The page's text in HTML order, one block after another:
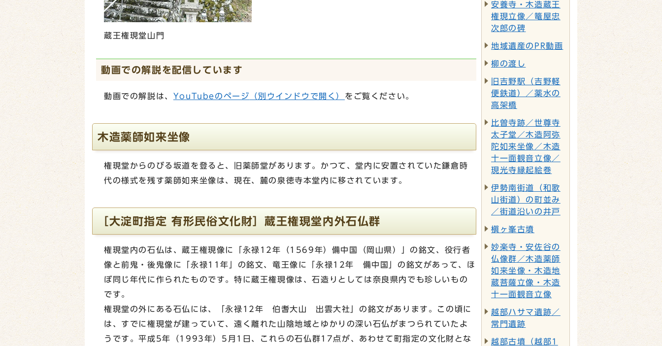
蔵王権現堂山門
動画での解説を配信しています
動画での解説は、 YouTubeのページ （別ウインドウで開く） をご覧ください。
木造薬師如来坐像
権現堂からのびる坂道を登ると、旧薬師堂があります。かつて、堂内に安置されていた鎌倉時
代の様式を残す薬師如来坐像は、現在、麓の泉徳寺本堂内に移されています。
［大淀町指定 有形民俗文化財］蔵王権現堂内外石仏群
権現堂内の石仏は、蔵王権現像に「永禄12年（1569年）備中国（岡山県）」の銘文、役行者
像と前鬼・後鬼像に「永禄11年」の銘文、竜王像に「永禄12年 備中国」の銘文があって、ほ
ぼ同じ年代に作られたものです。特に蔵王権現像は、石造りとしては奈良県内でも珍しいもの
です。
権現堂の外にある石仏には、「永禄12年 伯耆大山 出雲大社」の銘文があります。この頃に
は、すでに権現堂が建っていて、遠く離れた山陰地域とゆかりの深い石仏がまつられていたよ
うです。平成5年（1993年）5月1日、これらの石仏群17点が、あわせて町指定の文化財とな
安養寺・木造蔵王
権現立像／篭屋忠
次郎の碑
地域遺産のPR動画
柳の渡し
旧吉野駅（吉野軽
便鉄道）／薬水の
高架橋
比曽寺跡／世尊寺
太子堂／木造阿弥
陀如来坐像／木造
十一面観音立像／
現光寺縁起絵巻
伊勢南街道（和歌
山街道）の町並み
／街道沿いの井戸
槇ヶ峯古墳
妙楽寺・安佐谷の
仏像群／木造薬師
如来坐像・木造地
蔵菩薩立像・木造
十一面観音立像
越部ハサマ遺跡／
常門遺跡
越部古墳（越部1